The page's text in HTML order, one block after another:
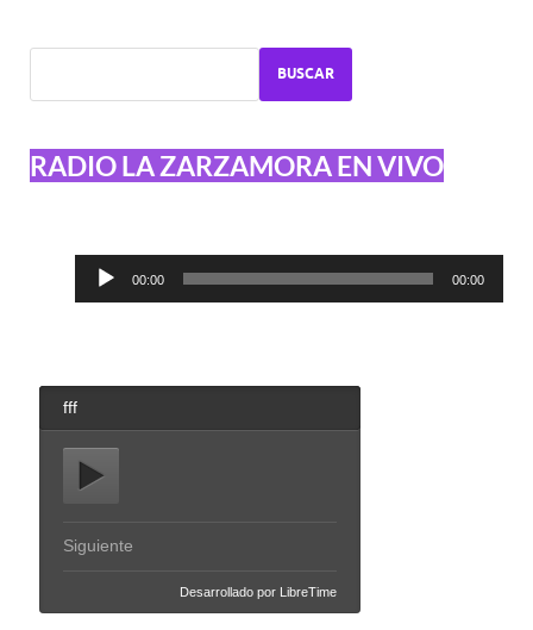
BUSCAR
RADIO LA ZARZAMORA EN VIVO
Reproductor
00:00 00:00